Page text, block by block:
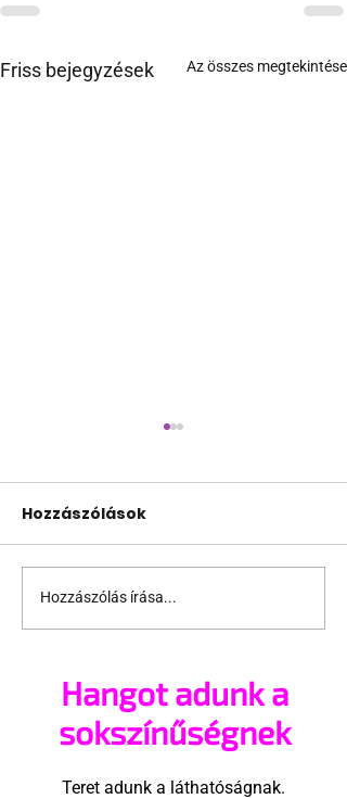
Friss bejegyzések Az összes megtekintése
A London Trans+ Pride
szervezője nem volt
ünnepségnek nevezni
az eseményt- a BBC
ezért törölte vele az
interjút
Hozzászólások
Hozzászólás írása...
Hangot adunk a
sokszínűségnek
Teret adunk a láthatóságnak.